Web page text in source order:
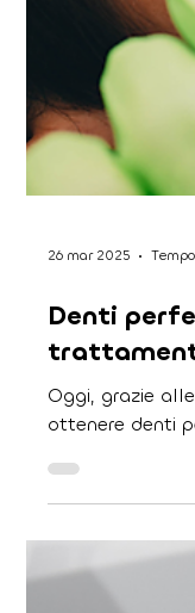
1 apr 2025 Tempo
Atrofia
come
moderna
In questa guida
le migliori